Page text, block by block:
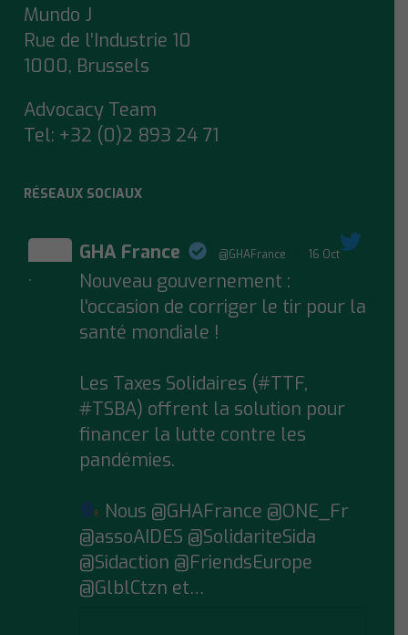
Mundo J
Rue de l’Industrie 10
1000, Brussels
Advocacy Team
Tel: +32 (0)2 893 24 71
RÉSEAUX SOCIAUX
;
GHA France @GHAFrance · 16 Oct
Nouveau gouvernement :
l'occasion de corriger le tir pour la
santé mondiale !
Les Taxes Solidaires (#TTF,
#TSBA) offrent la solution pour
financer la lutte contre les
pandémies.
Nous @GHAFrance @ONE_Fr
@assoAIDES @SolidariteSida
@Sidaction @FriendsEurope
@GlblCtzn et…